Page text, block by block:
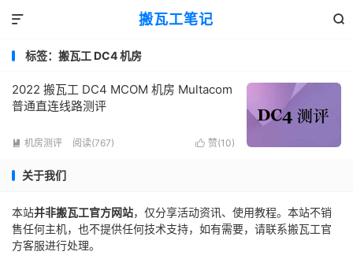
搬瓦工笔记 

标签：搬瓦工 DC4 机房
2022 搬瓦工 DC4 MCOM 机房 Multacom
普通直连线路测评
 机房测评 阅读(767)  赞(10)
关于我们
本站并非搬瓦工官方网站，仅分享活动资讯、使用教程。本站不销
售任何主机，也不提供任何技术支持，如有需要，请联系搬瓦工官
方客服进行处理。